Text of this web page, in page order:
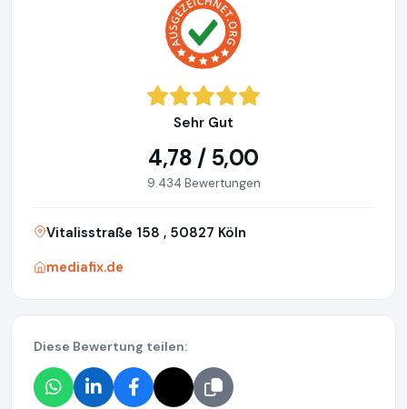
Sehr Gut
4,78 / 5,00
9.434 Bewertungen
Vitalisstraße 158 , 50827 Köln
mediafix.de
Diese Bewertung teilen: